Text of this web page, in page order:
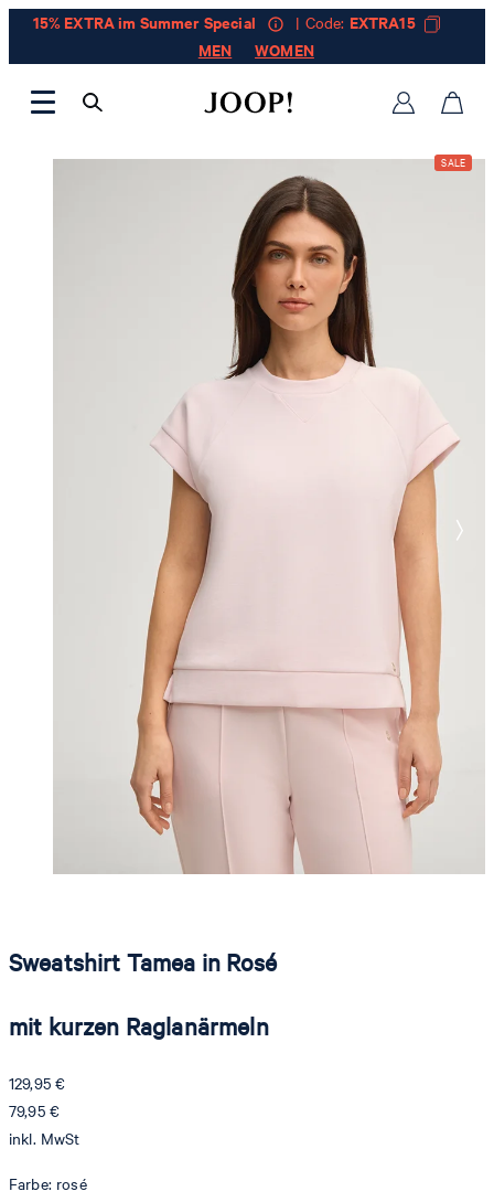
15% EXTRA im Summer Special | Code: EXTRA15
MEN
WOMEN
Sweatshirt Tamea in Rosé
mit kurzen Raglanärmeln
129,95 €
79,95 €
inkl. MwSt
Farbe: rosé